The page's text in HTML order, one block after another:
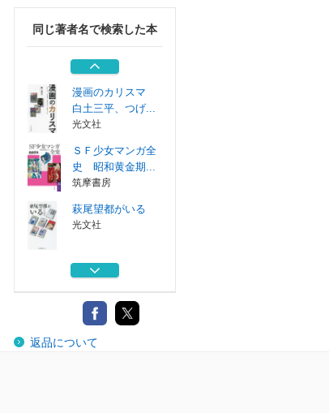
同じ著者名で検索した本
筑摩書房
恥ずかしながら、
詩歌が好きです...
光文社
漫画のカリスマ
白土三平、つげ...
光文社
ＳＦ少女マンガ全
史 昭和黄金期...
筑摩書房
萩尾望都がいる
光文社
日本回帰と文化人
筑摩書房
恥ずかしながら、
詩歌が好きです...
返品について